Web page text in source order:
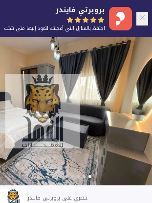
بروبرتي فايندر
احتفظ بالمنازل التي أعجبتك لتعود إليها متى شئت
حصري على بروبرتي فايندر